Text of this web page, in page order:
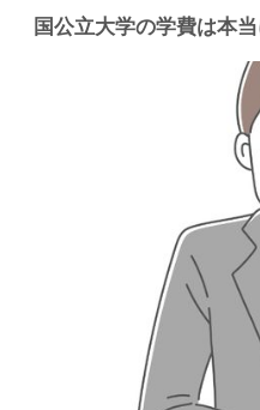
国公立大学の学費は本